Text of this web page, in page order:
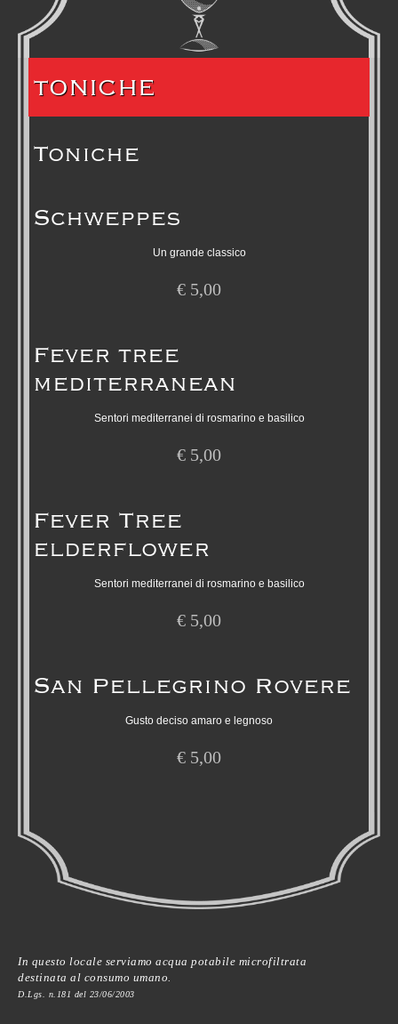
TONICHE
Toniche
Schweppes
Un grande classico
€ 5,00
Fever tree
mediterranean
Sentori mediterranei di rosmarino e basilico
€ 5,00
Fever Tree
elderflower
Sentori mediterranei di rosmarino e basilico
€ 5,00
San Pellegrino Rovere
Gusto deciso amaro e legnoso
€ 5,00
In questo locale serviamo acqua potabile microfiltrata
destinata al consumo umano.
D.Lgs. n.181 del 23/06/2003